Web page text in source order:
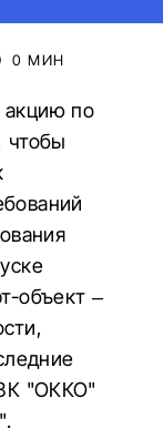
0 МИН
по
чтобы
объект –
"ОККО"